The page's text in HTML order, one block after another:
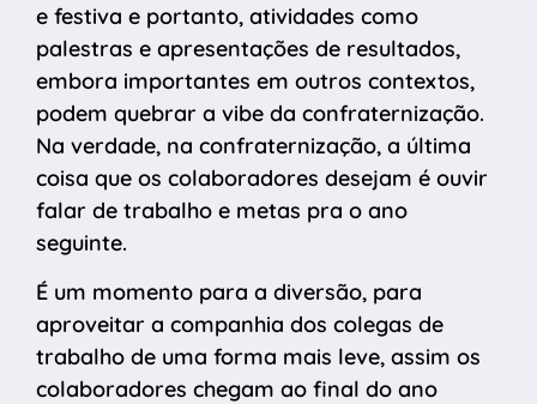
e festiva e portanto, atividades como
palestras e apresentações de resultados,
embora importantes em outros contextos,
podem quebrar a vibe da confraternização.
Na verdade, na confraternização, a última
coisa que os colaboradores desejam é ouvir
falar de trabalho e metas pra o ano
seguinte.
É um momento para a diversão, para
aproveitar a companhia dos colegas de
trabalho de uma forma mais leve, assim os
colaboradores chegam ao final do ano